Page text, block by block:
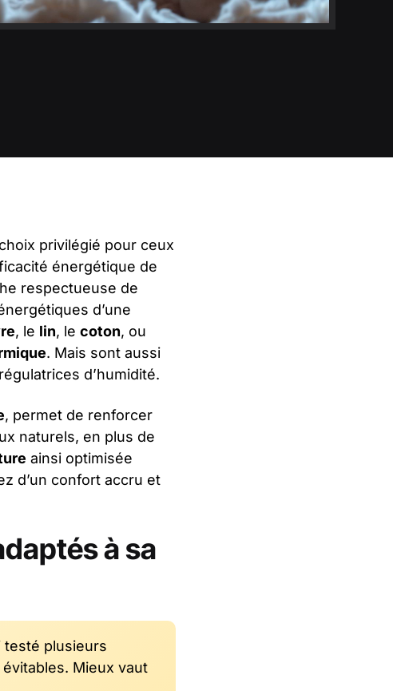
privilégié pour ceux
énergétique de
respectueuse de
d’une
, le lin, le coton, ou
. Mais sont aussi
d’humidité.
, permet de renforcer
naturels, en plus de
ainsi optimisée
d’un confort accru et
à sa
testé plusieurs
Mieux vaut